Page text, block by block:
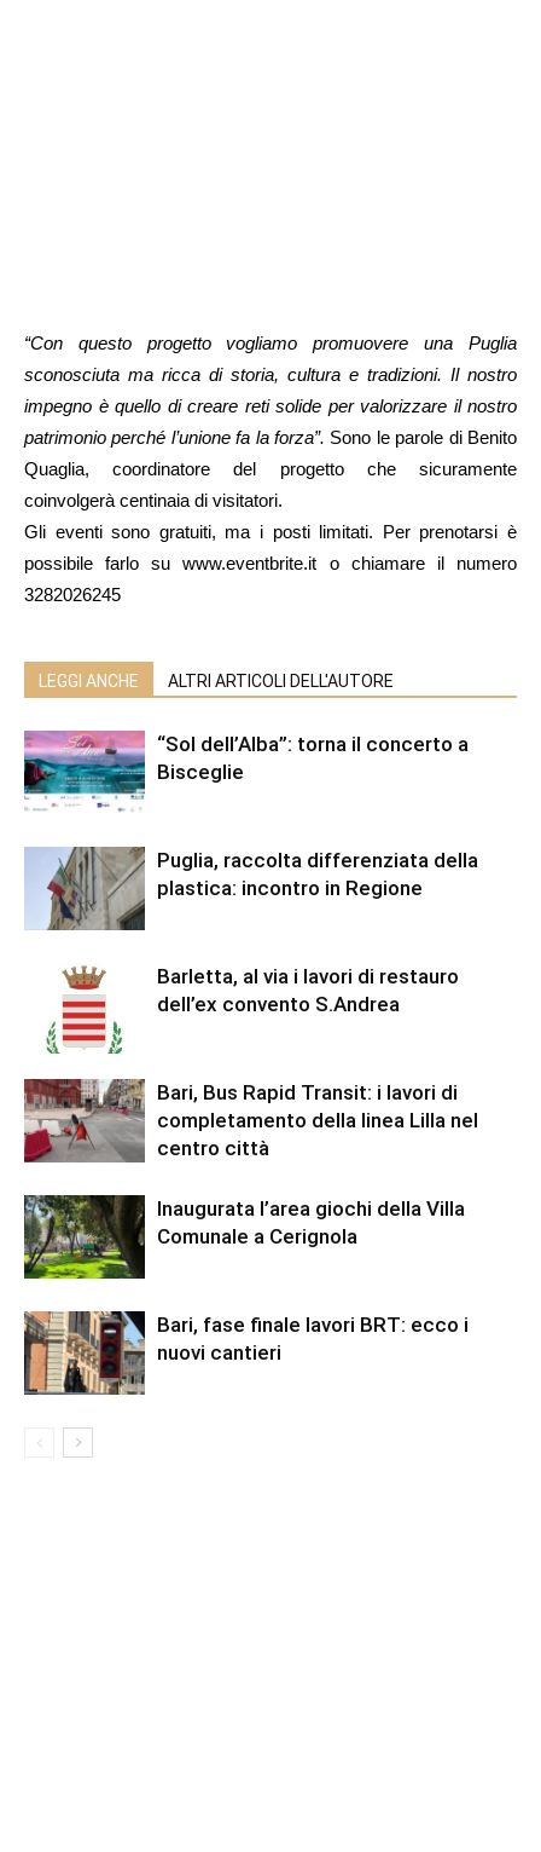
“Con questo progetto vogliamo promuovere una Puglia
sconosciuta ma ricca di storia, cultura e tradizioni. Il nostro
impegno è quello di creare reti solide per valorizzare il nostro
patrimonio perché l’unione fa la forza”. Sono le parole di Benito
Quaglia, coordinatore del progetto che sicuramente
coinvolgerà centinaia di visitatori.
Gli eventi sono gratuiti, ma i posti limitati. Per prenotarsi è
possibile farlo su www.eventbrite.it o chiamare il numero
3282026245
LEGGI ANCHE ALTRI ARTICOLI DELL'AUTORE
“Sol dell’Alba”: torna il concerto a
Bisceglie
Puglia, raccolta differenziata della
plastica: incontro in Regione
Barletta, al via i lavori di restauro
dell’ex convento S.Andrea
Bari, Bus Rapid Transit: i lavori di
completamento della linea Lilla nel
centro città
Inaugurata l’area giochi della Villa
Comunale a Cerignola
Bari, fase finale lavori BRT: ecco i
nuovi cantieri